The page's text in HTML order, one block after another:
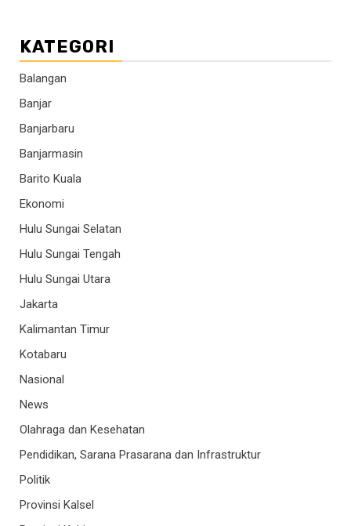
KATEGORI
Balangan
Banjar
Banjarbaru
Banjarmasin
Barito Kuala
Ekonomi
Hulu Sungai Selatan
Hulu Sungai Tengah
Hulu Sungai Utara
Jakarta
Kalimantan Timur
Kotabaru
Nasional
News
Olahraga dan Kesehatan
Pendidikan, Sarana Prasarana dan Infrastruktur
Politik
Provinsi Kalsel